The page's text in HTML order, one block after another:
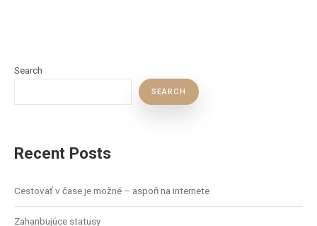
Search
SEARCH
Recent Posts
Cestovať v čase je možné – aspoň na internete
Zahanbujúce statusy